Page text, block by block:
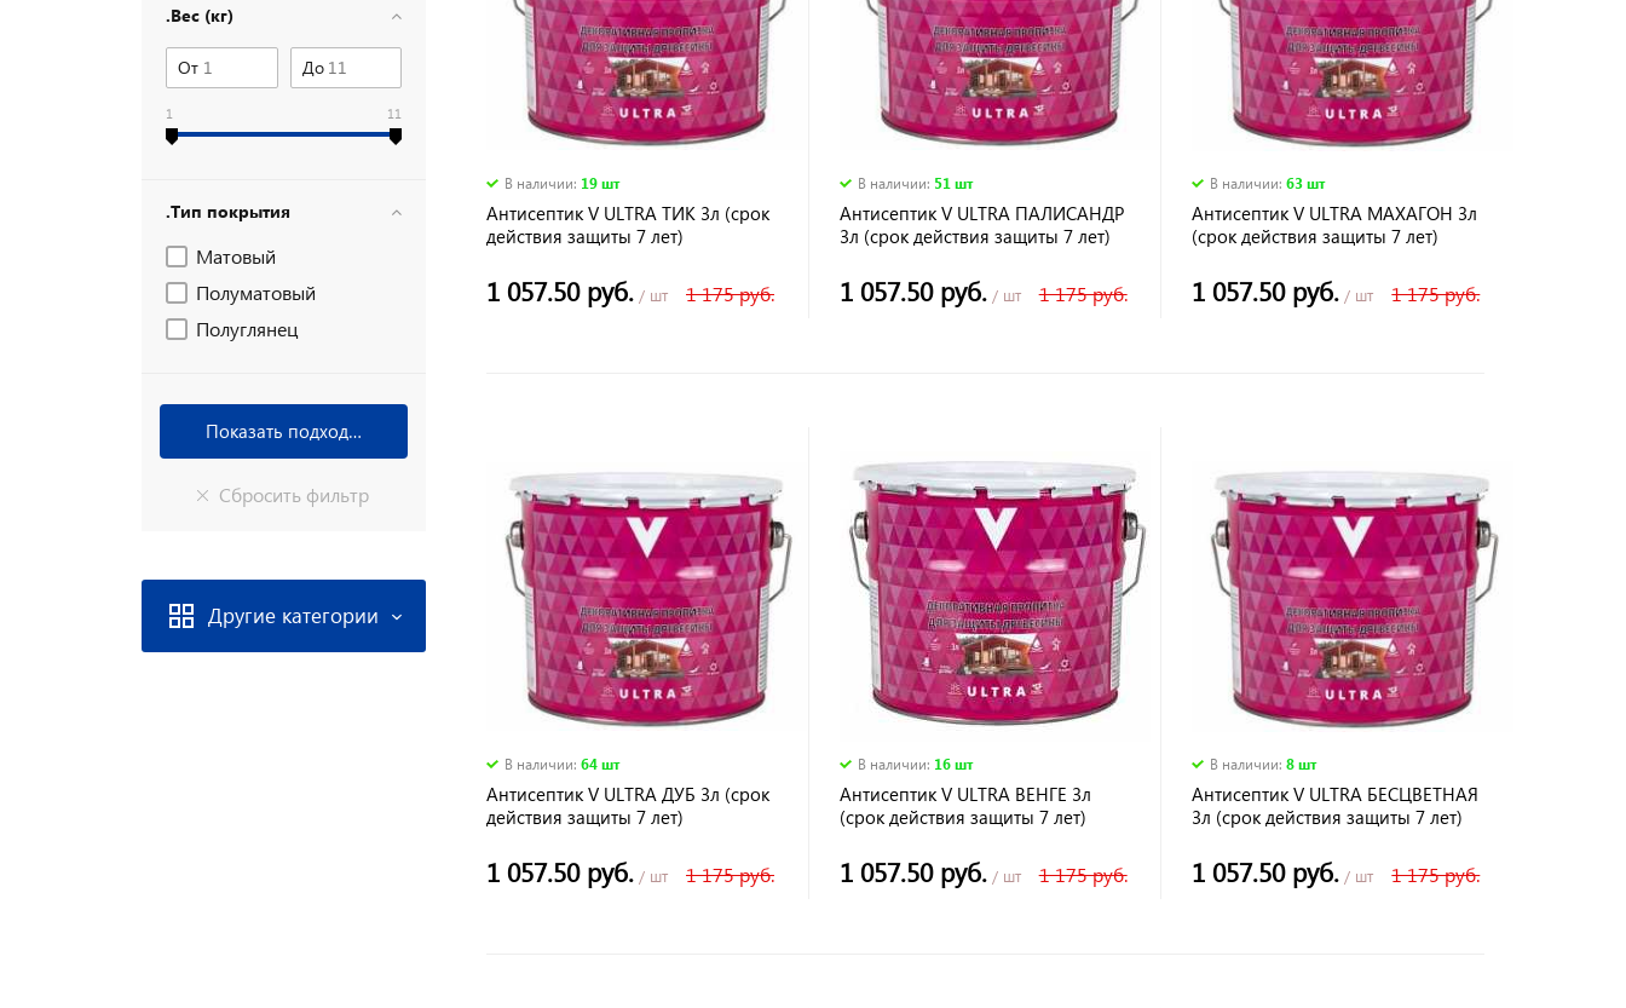
.Вес (кг)
От До
1 11
.Тип покрытия
Матовый
Полуматовый
Полуглянец
Другие категории
В наличии: 19 шт
Антисептик V ULTRA ТИК 3л (срок
действия защиты 7 лет)
1 057.50 руб. / шт 1 175 руб.
В наличии: 51 шт
Антисептик V ULTRA ПАЛИСАНДР
3л (срок действия защиты 7 лет)
1 057.50 руб./ шт 1 175 руб.
В наличии:63 шт
Антисептик V ULTRA МАХАГОН 3л
(срок действия защиты 7 лет)
1 057.50 руб. / шт 1 175 руб.
В наличии: 64 шт
Антисептик V ULTRA ДУБ 3л (срок
действия защиты 7 лет)
1 057.50 руб. / шт 1 175 руб.
В наличии: 16 шт
Антисептик V ULTRA ВЕНГЕ 3л
(срок действия защиты 7 лет)
1 057.50 руб./ шт 1 175 руб.
В наличии:8 шт
Антисептик V ULTRA БЕСЦВЕТНАЯ
3л (срок действия защиты 7 лет)
1 057.50 руб. / шт 1 175 руб.